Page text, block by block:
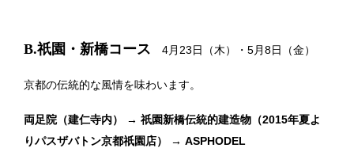
B.祇園・新橋コース 4月23日（木）・5月8日（金）
京都の伝統的な風情を味わいます。
両足院（建仁寺内） → 祇園新橋伝統的建造物（2015年夏よ
りパスザバトン京都祇園店） → ASPHODEL